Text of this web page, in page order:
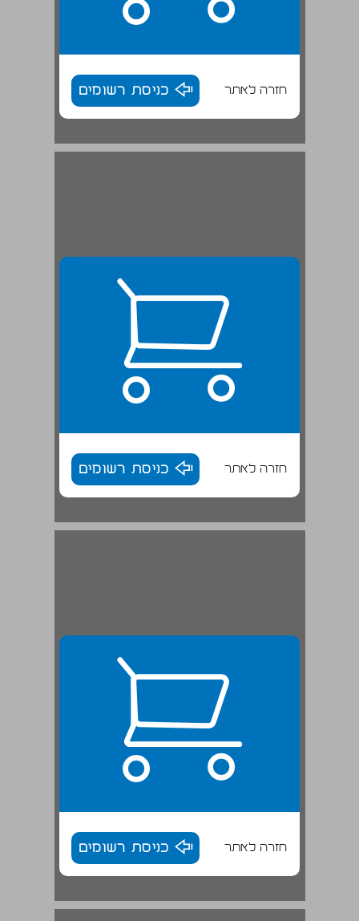
חזרה לאתר כניסת רשומים
חזרה לאתר כניסת רשומים
חזרה לאתר כניסת רשומים